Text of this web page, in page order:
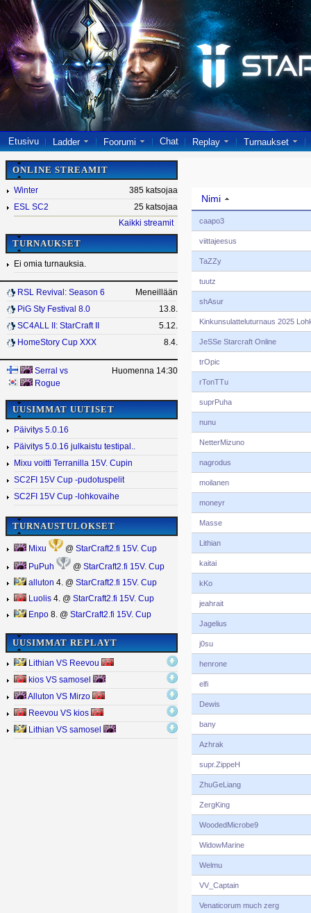
Etusivu Ladder Foorumi Chat Replay Turnaukset
ONLINE STREAMIT
Winter
385 katsojaa
ESL SC2
25 katsojaa
Kaikki streamit
TURNAUKSET
Ei omia turnauksia.
RSL Revival: Season 6
Meneillään
PiG Sty Festival 8.0
13.8.
SC4ALL II: StarCraft II
5.12.
HomeStory Cup XXX
8.4.
Serral vs
Rogue
Huomenna 14:30
UUSIMMAT UUTISET
Päivitys 5.0.16
Päivitys 5.0.16 julkaistu testipal..
Mixu voitti Terranilla 15V. Cupin
SC2FI 15V Cup -pudotuspelit
SC2FI 15V Cup -lohkovaihe
TURNAUSTULOKSET
Mixu @ StarCraft2.fi 15V. Cup
PuPuh @ StarCraft2.fi 15V. Cup
alluton 4. @ StarCraft2.fi 15V. Cup
Luolis 4. @ StarCraft2.fi 15V. Cup
Enpo 8. @ StarCraft2.fi 15V. Cup
UUSIMMAT REPLAYT
Lithian VS Reevou
kios VS samosel
Alluton VS Mirzo
Reevou VS kios
Lithian VS samosel
Nimi
caapo3
viittajeesus
TaZZy
tuutz
shAsur
Kinkunsulatteluturnaus 2025
JeSSe Starcraft Online
trOpic
rTonTTu
suprPuha
nunu
NetterMizuno
nagrodus
moilanen
moneyr
Masse
Lithian
kaitai
kKo
jeahrait
Jagelius
j0su
henrone
elfi
Dewis
bany
Azhrak
supr.ZippeH
ZhuGeLiang
ZergKing
WoodedMicrobe9
WidowMarine
Welmu
VV_Captain
Venaticorum much zerg